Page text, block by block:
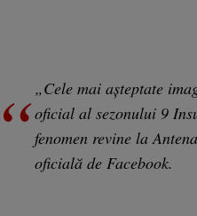
„Cele mai așteptate
oficial al sezonului 9
fenomen revine la
oficială de Facebook.